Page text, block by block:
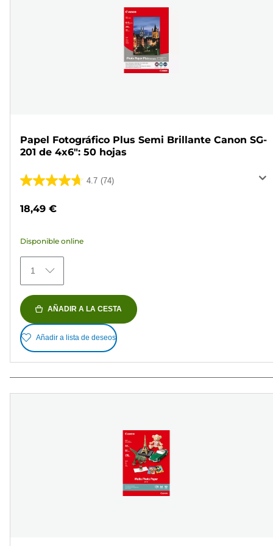
Papel Fotográfico Plus Semi Brillante Canon SG-
201 de 4x6": 50 hojas
4.7 (74)
4.7
74
reseñas
18,49 €
Disponible online
1
AÑADIR A LA CESTA
Añadir a lista de deseos